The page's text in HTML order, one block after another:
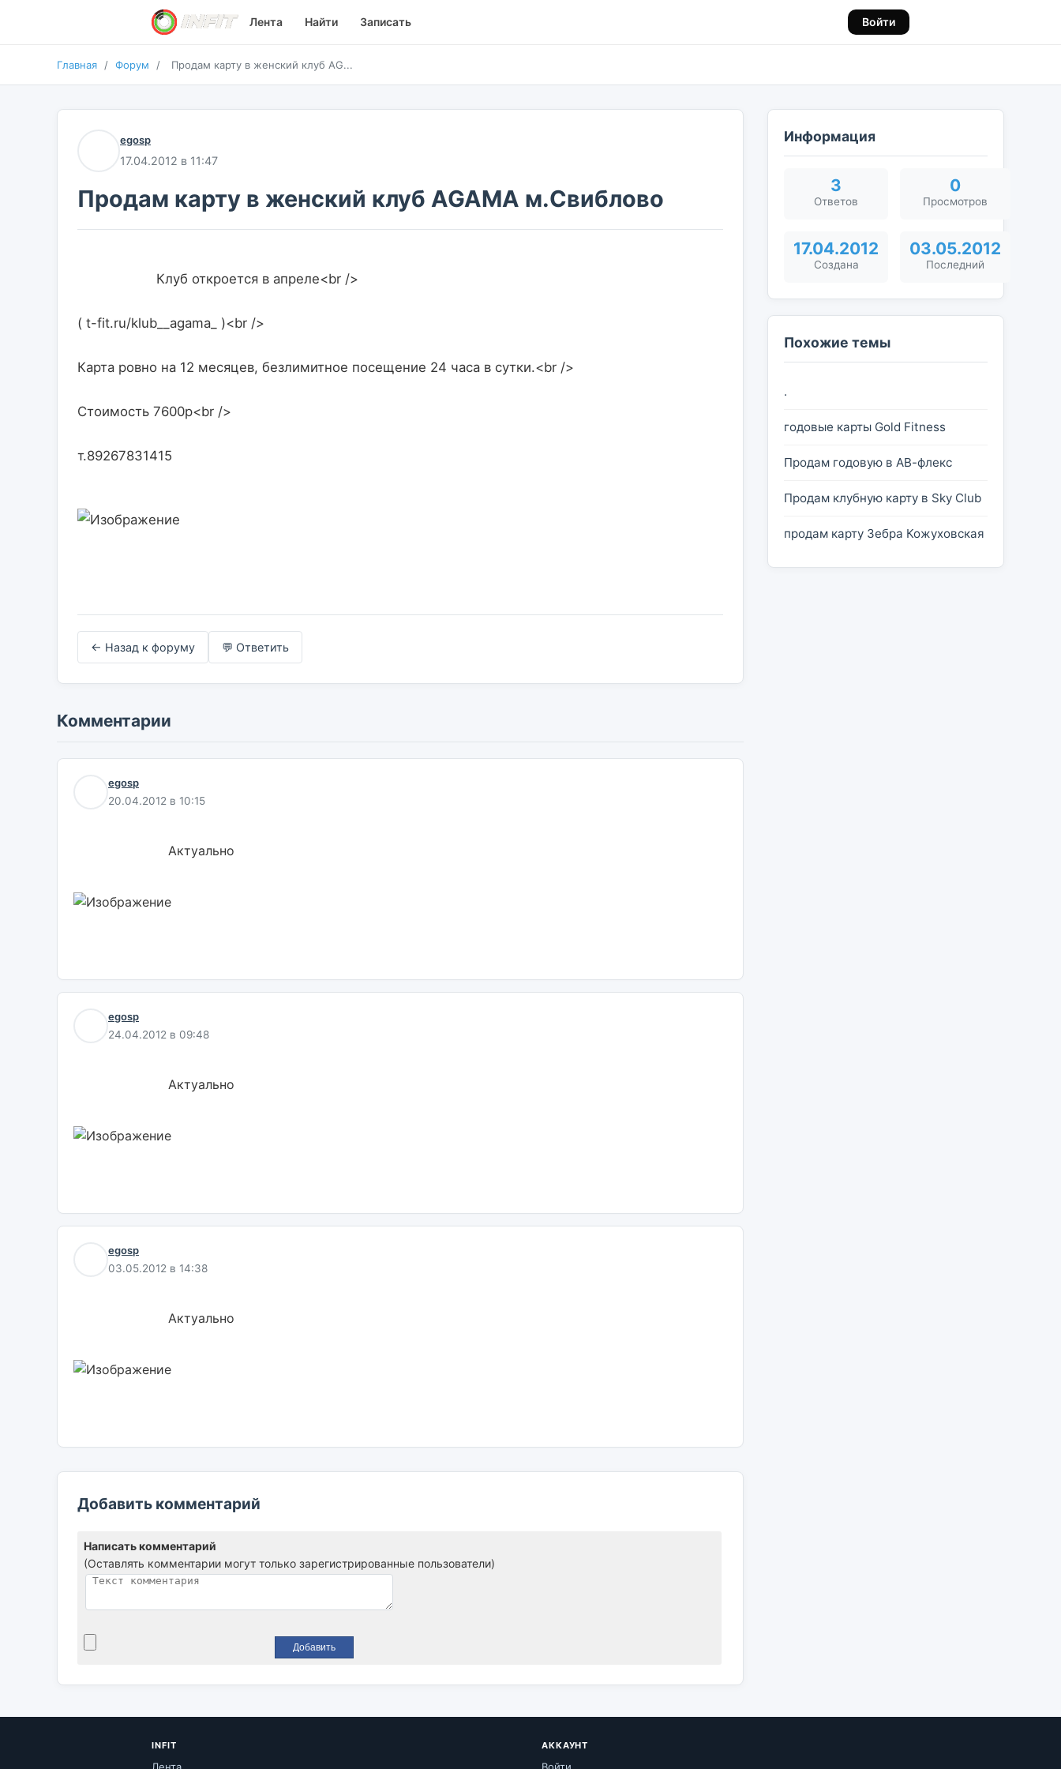
Лента Найти Записать Войти
Главная / Форум / Продам карту в женский клуб AG...
egosp
17.04.2012 в 11:47
Продам карту в женский клуб AGAMA м.Свиблово
                    Клуб откроется в апреле<br />
( t-fit.ru/klub__agama_ )<br />
Карта ровно на 12 месяцев, безлимитное посещение 24 часа в сутки.<br />
Стоимость 7600р<br />
т.89267831415
← Назад к форуму 💬 Ответить
Комментарии
egosp
20.04.2012 в 10:15
egosp
24.04.2012 в 09:48
egosp
03.05.2012 в 14:38
Добавить комментарий
Написать комментарий
(Оставлять комментарии могут только зарегистрированные пользователи)
Информация
3
Ответов
0
Просмотров
17.04.2012
Создана
03.05.2012
Последний
Похожие темы
.
годовые карты Gold Fitness
Продам годовую в АВ-флекс
Продам клубную карту в Sky Club
продам карту Зебра Кожуховская
INFIT АККАУНТ